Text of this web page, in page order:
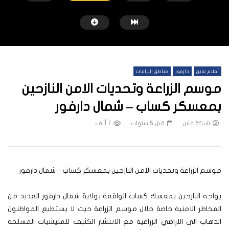
الأمل والصمود غرف طوارئ السودان تفوز
شبكة عاين قبل سنة واحدة
رحلات فرار قاسية
أفلام عاين دارفور مناطق النزاعات
موسم الزراعة وتحديات الامن النازحين
بمعسكر كساب – شمال دارفور
شبكة عاين قبل 5 سنوات 7 ألف
موسم الزراعة وتحديات الامن النازحين بمعسكر كساب – شمال دارفور
يواجه النازحين بمعسك كساب الواقعة بولاية شمال دارفور العديد من
المخاطر الامنية خاصة خلال موسم الزراعة حيث لا يستطيع المواطنون
الذهاب الى الاراضي الزراعية مع الانتشار الكثيف للمليشيات المسلحة